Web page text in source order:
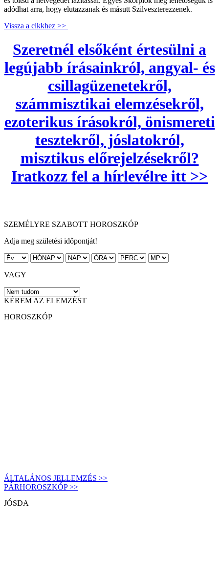
adódhat arra, hogy elutazzanak és másutt Szilveszterezzenek.
Vissza a cikkhez >>
Szeretnél elsőként értesülni a
legújabb írásainkról, angyal- és
csillagüzenetekről,
számmisztikai elemzésekről,
ezoterikus írásokról, önismereti
tesztekről, jóslatokról,
misztikus előrejelzésekről?
Iratkozz fel a hírlevélre itt >>
SZEMÉLYRE SZABOTT HOROSZKÓP
Adja meg születési időpontját!
VAGY
KÉREM AZ ELEMZÉST
HOROSZKÓP
ÁLTALÁNOS JELLEMZÉS >>
PÁRHOROSZKÓP >>
JÓSDA